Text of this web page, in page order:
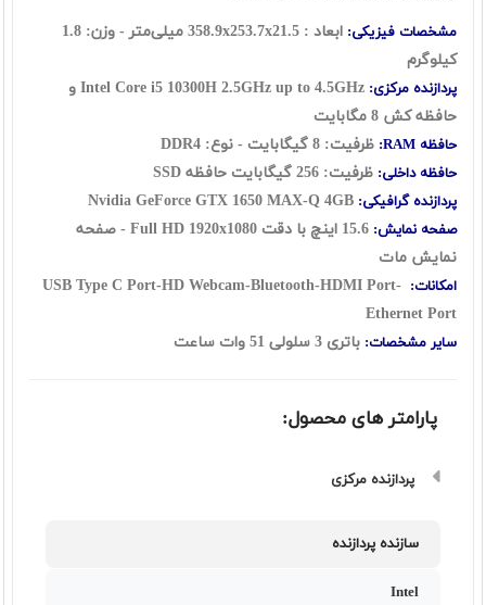
مشخصات فیزیکی:
ابعاد : 358.9x253.7x21.5 میلی‌متر - وزن: 1.8
کیلوگرم
پردازنده مرکزی:
Intel Core i5 10300H 2.5GHz up to 4.5GHz و
حافظه کش 8 مگابایت
حافظه RAM: ظرفیت: 8 گیگابایت - نوع: DDR4
حافظه داخلی: ظرفیت: 256 گیگابایت حافظه SSD
پردازنده گرافیکی:
صفحه نمایش:
15.6 اینچ با دقت Full HD 1920x1080 - صفحه
نمایش مات
امکانات: USB Type C Port-HD Webcam-Bluetooth-HDMI Port-
Ethernet Port
سایر مشخصات: باتری 3 سلولی 51 وات ساعت
پارامتر های محصول:
پردازنده مرکزی
سازنده پردازنده
Intel